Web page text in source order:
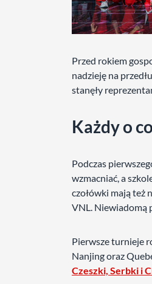
Przed rokiem
nadzieję na
stanęły
Każdy o
Podczas
wzmacniać, a
czołówki mają też
VNL. Niewiadomą
Pierwsze turnieje
Nanjing oraz
Czeszki, Serbki i